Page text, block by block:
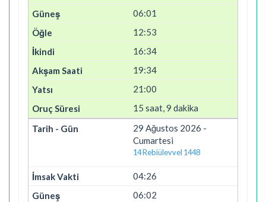
06:01
12:53
16:34
19:34
21:00
15 saat, 9 dakika
29 Ağustos 2026 -
Cumartesi
14 Rebiülevvel 1448
04:26
06:02